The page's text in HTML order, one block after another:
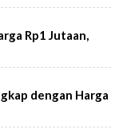
Rp1 Jutaan,
dengan Harga